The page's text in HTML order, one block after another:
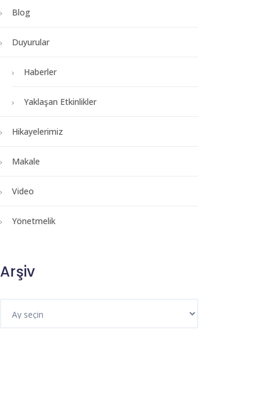
Blog
Duyurular
Haberler
Yaklaşan Etkinlikler
Hikayelerimiz
Makale
Video
Yönetmelik
Arşiv